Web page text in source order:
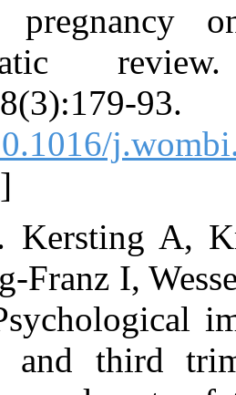
during
systematic
[DOI:10.1016/
[
19. 19.
Hoernig-Franz
et al.
second and